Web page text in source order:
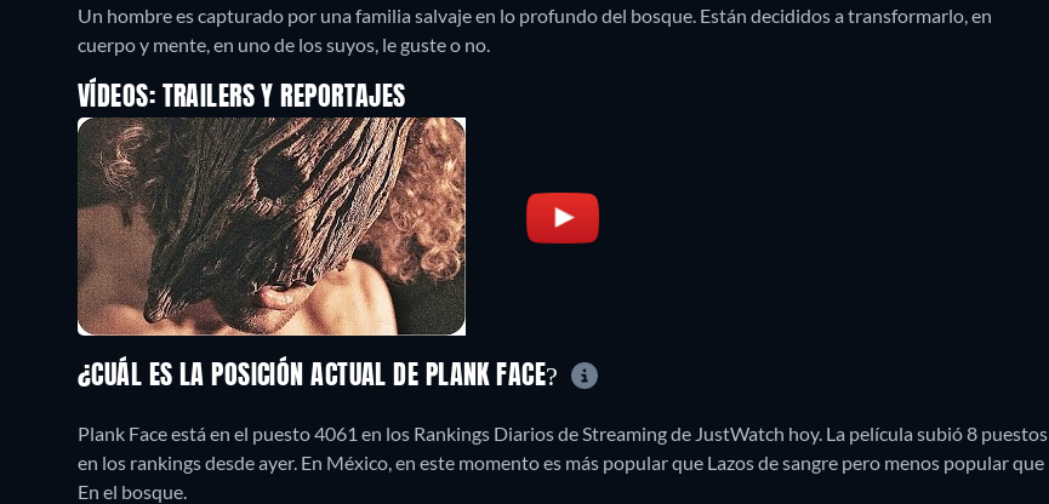
Un hombre es capturado por una familia salvaje en lo profundo del bosque. Están decididos a transformarlo, en
VÍDEOS: TRAILERS Y REPORTAJES
¿CUÁL ES LA POSICIÓN ACTUAL DE PLANK FACE?
Plank Face está en el puesto 4061 en los Rankings Diarios de Streaming de JustWatch hoy. La película subió 8 puestos
en los rankings desde ayer. En México, en este momento es más popular que Lazos de sangre pero menos popular que
En el bosque.